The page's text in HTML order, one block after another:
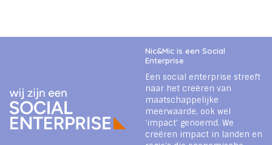
Nic&Mic is een Social
Enterprise
Een social enterprise streeft
naar het creëren van
maatschappelijke
meerwaarde, ook wel
‘impact’ genoemd. We
creëren impact in landen en